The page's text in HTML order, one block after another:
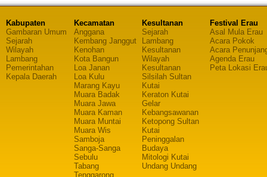
Kabupaten
Gambaran Umum
Sejarah
Wilayah
Lambang
Pemerintahan
Kepala Daerah
Kecamatan
Anggana
Kembang Janggut
Kenohan
Kota Bangun
Loa Janan
Loa Kulu
Marang Kayu
Muara Badak
Muara Jawa
Muara Kaman
Muara Muntai
Muara Wis
Samboja
Sanga-Sanga
Sebulu
Tabang
Tenggarong
Kesultanan
Sejarah
Lambang
Kesultanan
Wilayah
Kesultanan
Silsilah Sultan
Kutai
Keraton Kutai
Gelar
Kebangsawanan
Ketopong Sultan
Kutai
Peninggalan
Budaya
Mitologi Kutai
Undang Undang
Festival Erau
Asal Mula Erau
Acara Pokok
Acara
Agenda Erau
Peta Lokasi